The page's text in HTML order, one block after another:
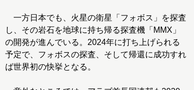
一方日本でも、火星の衛星「フォボス」を探査
し、その岩石を地球に持ち帰る探査機「MMX」
の開発が進んでいる。2024年に打ち上げられる
予定で、フォボスの探査、そして帰還に成功すれ
ば世界初の快挙となる。